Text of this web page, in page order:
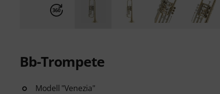
Bb-Trompete
Modell "Venezia"